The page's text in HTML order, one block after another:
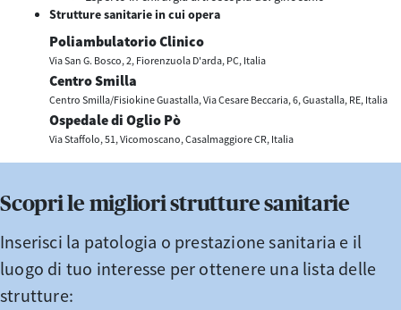
Strutture sanitarie in cui opera
Poliambulatorio Clinico
Via San G. Bosco, 2, Fiorenzuola D'arda, PC, Italia
Centro Smilla
Centro Smilla/Fisiokine Guastalla, Via Cesare Beccaria, 6, Guastalla, RE, Italia
Ospedale di Oglio Pò
Via Staffolo, 51, Vicomoscano, Casalmaggiore CR, Italia
Scopri le migliori strutture sanitarie
Inserisci la patologia o prestazione sanitaria e il
luogo di tuo interesse per ottenere una lista delle
strutture: